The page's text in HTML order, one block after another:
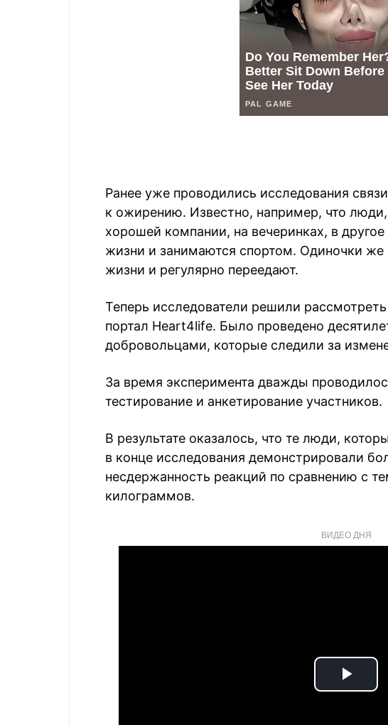
Ранее уже проводились исследования
к ожирению. Известно, например, что
хорошей компании, на вечеринках, в
жизни и занимаются спортом. Одиночки
жизни и регулярно переедают.
Теперь исследователи решили
портал Heart4life. Было проведено
добровольцами, которые следили за
За время эксперимента дважды
тестирование и анкетирование участников.
В результате оказалось, что те люди,
в конце исследования демонстрировали
несдержанность реакций по сравнению с
килограммов.
ВИДЕО ДНЯ
Play